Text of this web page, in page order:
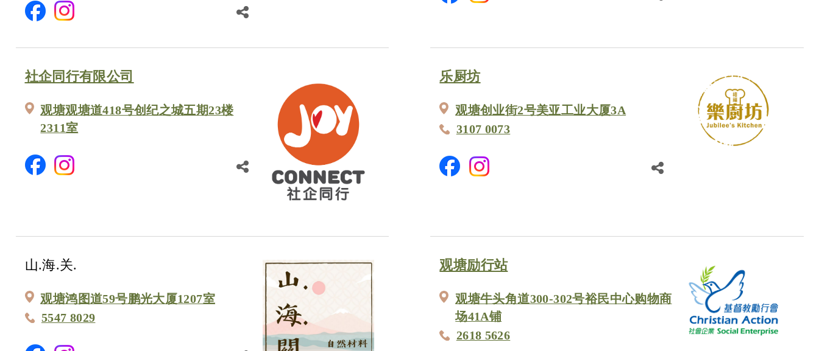
社企同行有限公司
观塘观塘道418号创纪之城五期23楼
2311室
乐厨坊
观塘创业街2号美亚工业大厦3A
3107 0073
山.海.关.
观塘鸿图道59号鹏光大厦1207室
5547 8029
观塘励行站
观塘牛头角道300-302号裕民中心购物商
场41A铺
2618 5626